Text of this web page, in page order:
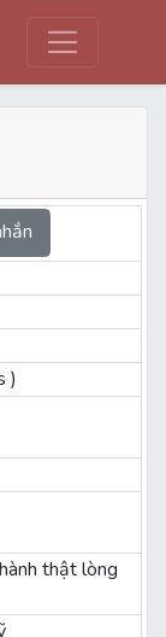
)
thật lòng